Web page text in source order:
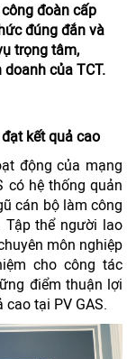
đoàn cấp
đúng đắn và
trọng tâm,
của TCT.
kết quả cao
động của mạng
có hệ thống quản
cán bộ làm công
Tập thể người lao
môn nghiệp
cho công tác
điểm thuận lợi
tại PV GAS.